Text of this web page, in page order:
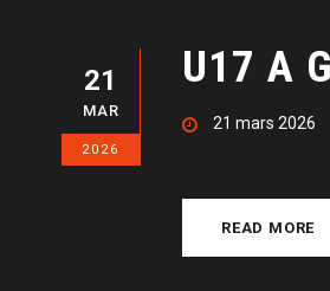
21
MAR
2026
U17 A
21 mars 2026
READ MORE